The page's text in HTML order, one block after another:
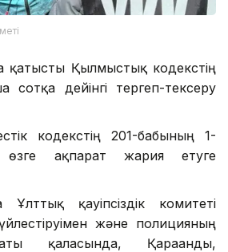
қатысты Қылмыстық кодекстің
дейінгі тергеп-тексеру
кодекстің 201-бабының 1-
өзге ақпарат жария етуге
қауіпсіздік комитеті
және полицияның
қаласында, Қарағанды,